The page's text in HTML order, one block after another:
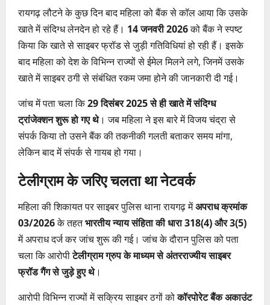
रायगढ़ लौटने के कुछ दिन बाद महिला को बैंक से कॉल आया कि उसके
खाते में संदिग्ध लेनदेन हो रहे हैं। 14 जनवरी 2026को बैंक ने स्पष्ट
किया कि खाते से साइबर फ्रॉड से जुड़ी गतिविधियां हो रही हैं। इसके
बाद महिला को देश के विभिन्न राज्यों से ईमेल मिलने लगे, जिनमें उसके
खाते में साइबर ठगी से संबंधित रकम जमा होने की जानकारी दी गई।
जांच में पता चला कि29 दिसंबर 2025 से ही खाते में संदिग्ध
ट्रांजेक्शन शुरू हो गए थे। जब महिला ने इस बारे में विजय चंद्रा से
संपर्क किया तो उसने बैंक की तकनीकी गलती बताकर समय मांगा,
लेकिन बाद में संपर्क से गायब हो गया।
टेलीग्राम के जरिए चलता था नेटवर्क
महिला की शिकायत पर साइबर पुलिस थाना रायगढ़ मेंअपराध क्रमांक
03/2026के तहतभारतीय न्याय संहिता की धारा 318(4) और 3(5)
में अपराध दर्ज कर जांच शुरू की गई। जांच के दौरान पुलिस को पता
चला कि आरोपीटेलीग्राम ग्रुप के माध्यम से अंतरराज्यीय साइबर
फ्रॉड गैंग से जुड़े हुए थे।
आरोपी विभिन्न राज्यों में सक्रिय साइबर ठगों कोकॉरपोरेट बैंक अकाउंट